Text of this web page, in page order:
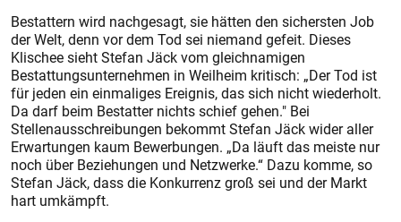
Bestattern wird nachgesagt, sie hätten den sichersten Job
der Welt, denn vor dem Tod sei niemand gefeit. Dieses
Klischee sieht Stefan Jäck vom gleichnamigen
Bestattungsunternehmen in Weilheim kritisch: „Der Tod ist
für jeden ein einmaliges Ereignis, das sich nicht wiederholt.
Da darf beim Bestatter nichts schief gehen." Bei
Stellenausschreibungen bekommt Stefan Jäck wider aller
Erwartungen kaum Bewerbungen. „Da läuft das meiste nur
noch über Beziehungen und Netzwerke.“ Dazu komme, so
Stefan Jäck, dass die Konkurrenz groß sei und der Markt
hart umkämpft.